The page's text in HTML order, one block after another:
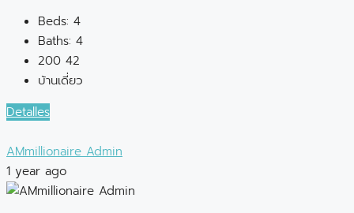
Beds: 4
Baths: 4
200 42
บ้านเดี่ยว
Detalles
AMmillionaire Admin
1 year ago